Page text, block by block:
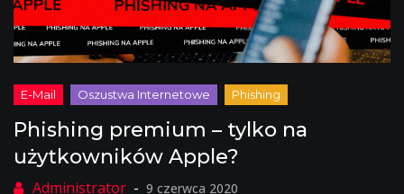
Phishing premium – tylko na
użytkowników Apple?
9 czerwca 2020